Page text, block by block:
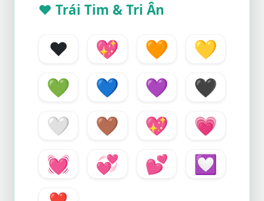
❤️ Trái Tim & Tri Ân
❤️ 💖 🧡
💛
💚
💙 💜
🖤
🤍
🤎 💖
💗
💓
💞 💕
💟